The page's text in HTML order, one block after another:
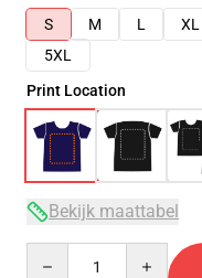
S
M L XL
5XL
Print Location
Bekijk maattabel